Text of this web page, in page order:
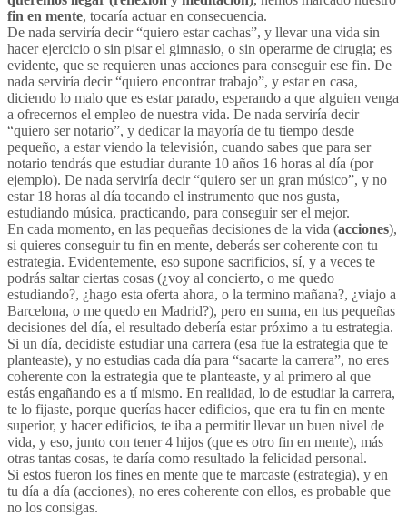
fin en mente, tocaría actuar en consecuencia.
De nada serviría decir “quiero estar cachas”, y llevar una vida sin
hacer ejercicio o sin pisar el gimnasio, o sin operarme de cirugia; es
evidente, que se requieren unas acciones para conseguir ese fin. De
nada serviría decir “quiero encontrar trabajo”, y estar en casa,
diciendo lo malo que es estar parado, esperando a que alguien venga
a ofrecernos el empleo de nuestra vida. De nada serviría decir
“quiero ser notario”, y dedicar la mayoría de tu tiempo desde
pequeño, a estar viendo la televisión, cuando sabes que para ser
notario tendrás que estudiar durante 10 años 16 horas al día (por
ejemplo). De nada serviría decir “quiero ser un gran músico”, y no
estar 18 horas al día tocando el instrumento que nos gusta,
estudiando música, practicando, para conseguir ser el mejor.
En cada momento, en las pequeñas decisiones de la vida (acciones),
si quieres conseguir tu fin en mente, deberás ser coherente con tu
estrategia. Evidentemente, eso supone sacrificios, sí, y a veces te
podrás saltar ciertas cosas (¿voy al concierto, o me quedo
estudiando?, ¿hago esta oferta ahora, o la termino mañana?, ¿viajo a
Barcelona, o me quedo en Madrid?), pero en suma, en tus pequeñas
decisiones del día, el resultado debería estar próximo a tu estrategia.
Si un día, decidiste estudiar una carrera (esa fue la estrategia que te
planteaste), y no estudias cada día para “sacarte la carrera”, no eres
coherente con la estrategia que te planteaste, y al primero al que
estás engañando es a tí mismo. En realidad, lo de estudiar la carrera,
te lo fijaste, porque querías hacer edificios, que era tu fin en mente
superior, y hacer edificios, te iba a permitir llevar un buen nivel de
vida, y eso, junto con tener 4 hijos (que es otro fin en mente), más
otras tantas cosas, te daría como resultado la felicidad personal.
Si estos fueron los fines en mente que te marcaste (estrategia), y en
tu día a día (acciones), no eres coherente con ellos, es probable que
no los consigas.